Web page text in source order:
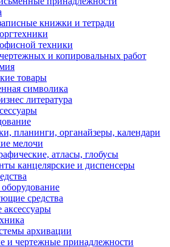
книжки и тетради
техники
и копировальных работ
товары
символика
литература
планинги, органайзеры, календари
мелочи
атласы, глобусы
канцелярские и диспенсеры
средства
архивации
и чертежные принадлежности